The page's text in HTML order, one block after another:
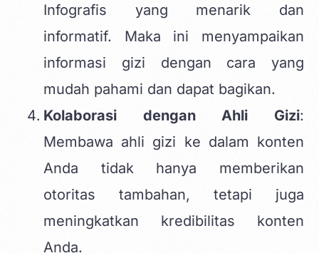
Infografis yang menarik dan
informatif. Maka ini menyampaikan
informasi gizi dengan cara yang
mudah pahami dan dapat bagikan.
Kolaborasi dengan Ahli Gizi:
Membawa ahli gizi ke dalam konten
Anda tidak hanya memberikan
otoritas tambahan, tetapi juga
meningkatkan kredibilitas konten
Anda.